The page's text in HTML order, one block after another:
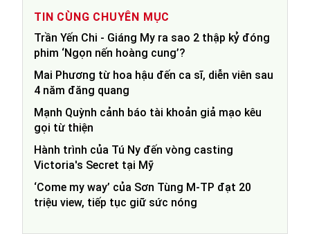
TIN CÙNG CHUYÊN MỤC
Trần Yến Chi - Giáng My ra sao 2 thập kỷ đóng
phim ‘Ngọn nến hoàng cung’?
Mai Phương từ hoa hậu đến ca sĩ, diễn viên sau
4 năm đăng quang
Mạnh Quỳnh cảnh báo tài khoản giả mạo kêu
gọi từ thiện
Hành trình của Tú Ny đến vòng casting
Victoria's Secret tại Mỹ
‘Come my way’ của Sơn Tùng M-TP đạt 20
triệu view, tiếp tục giữ sức nóng